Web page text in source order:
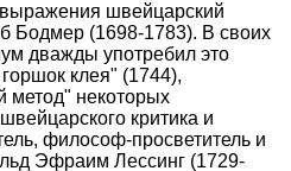
швейцарский
Бодмер (1698-1783). В своих
дважды употребил это
клея" (1744),
метод" некоторых
критика и
философ-просветитель и
Эфраим Лессинг (1729-